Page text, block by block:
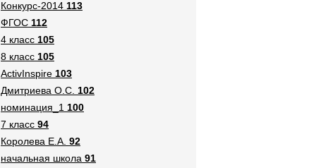
Конкурс-2014 113
ФГОС 112
4 класс 105
8 класс 105
ActivInspire 103
Дмитриева О.С. 102
номинация_1 100
7 класс 94
Королева Е.А. 92
начальная школа 91